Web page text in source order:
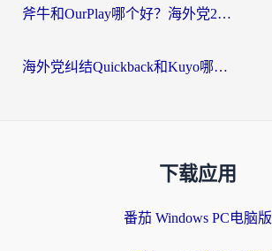
斧牛和OurPlay哪个好？海外党2026亲测：选对加速器，国内资源秒加载
海外党纠结Quickback和Kuyo哪个好？选对回国加速器才能无缝刷国内资源
下载应用
番茄 Windows PC电脑版